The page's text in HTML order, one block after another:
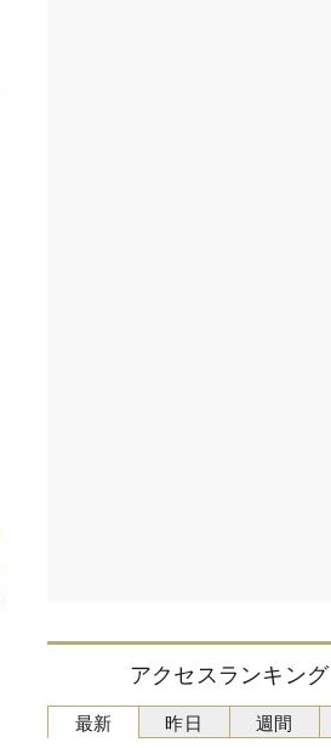
アクセスランキング
最新
昨日 週間